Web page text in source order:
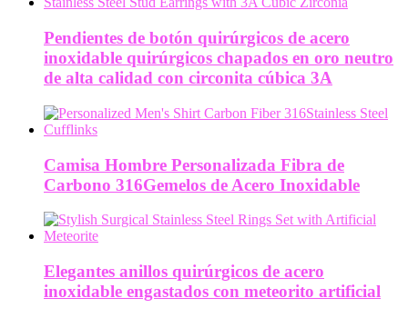
Pendientes de botón quirúrgicos de acero
inoxidable quirúrgicos chapados en oro neutro
de alta calidad con circonita cúbica 3A
Camisa Hombre Personalizada Fibra de
Carbono 316Gemelos de Acero Inoxidable
Elegantes anillos quirúrgicos de acero
inoxidable engastados con meteorito artificial